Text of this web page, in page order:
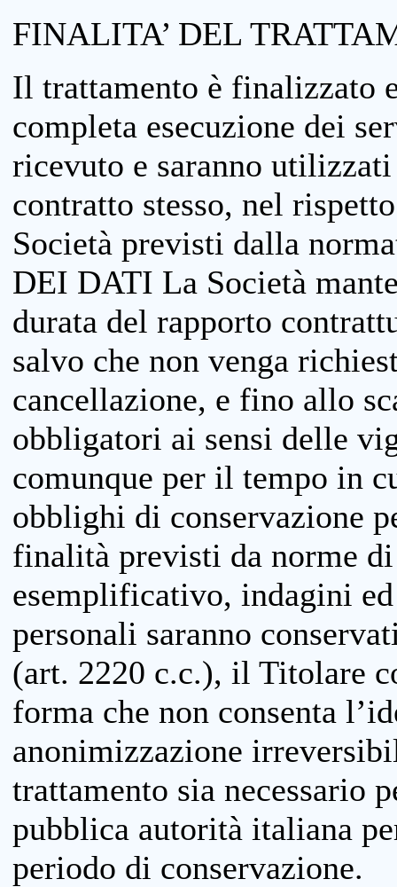
FINALITA’ DEL
Il trattamento è finalizzato
completa esecuzione dei
ricevuto e saranno
contratto stesso, nel
Società previsti dalla
DEI DATI La Società
durata del rapporto
salvo che non venga
cancellazione, e fino allo
obbligatori ai sensi delle
comunque per il tempo in
obblighi di conservazione
finalità previsti da norme
esemplificativo, indagini
personali saranno
(art. 2220 c.c.), il Titolare
forma che non consenta
anonimizzazione
trattamento sia necessario
pubblica autorità italiana
periodo di conservazione.